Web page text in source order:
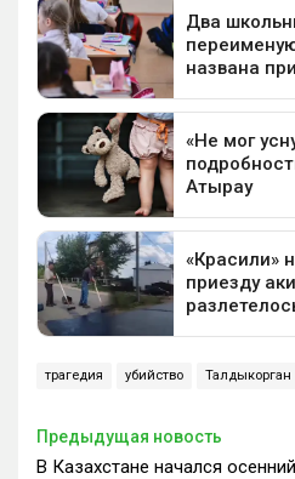
трагедия убийство Талдыкорган
Предыдущая новость
В Казахстане начался